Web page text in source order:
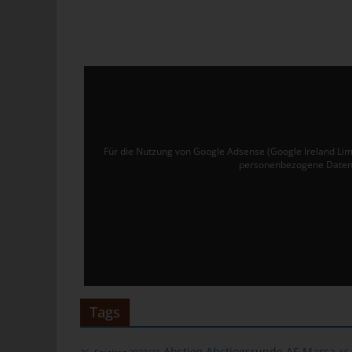
Für die Nutzung von Google Adsense (Google Ireland
personenbezogene
Tags